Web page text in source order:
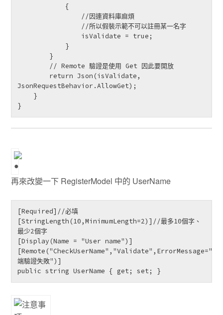
JsonRequestBehavior.AllowGet);
}
再來改變一下 RegisterModel 中的 UserName
[Required]//必填
[StringLength(10,MinimumLength=2)]//最多10個字、
最少2個字
[Display(Name = "User name")]
[Remote("CheckUserName","Validate",ErrorMessage="遠
端驗證失敗")]
public string UserName { get; set; }